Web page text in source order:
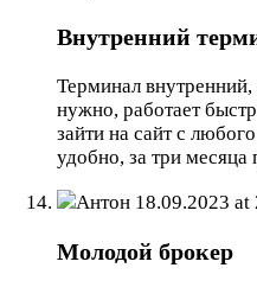
Внутренний
Терминал внутренний,
нужно, работает
зайти на сайт с
удобно, за три
Антон 18.09.2023 at
Молодой брокер